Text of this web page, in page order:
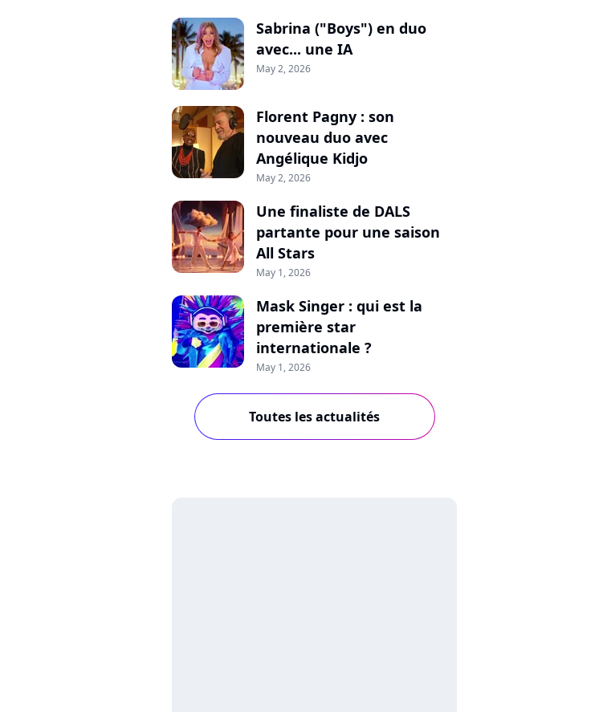
Sabrina ("Boys") en duo
avec... une IA
May 2, 2026
Florent Pagny : son
nouveau duo avec
Angélique Kidjo
May 2, 2026
Une finaliste de DALS
partante pour une saison
All Stars
May 1, 2026
Mask Singer : qui est la
première star
internationale ?
May 1, 2026
Toutes les actualités